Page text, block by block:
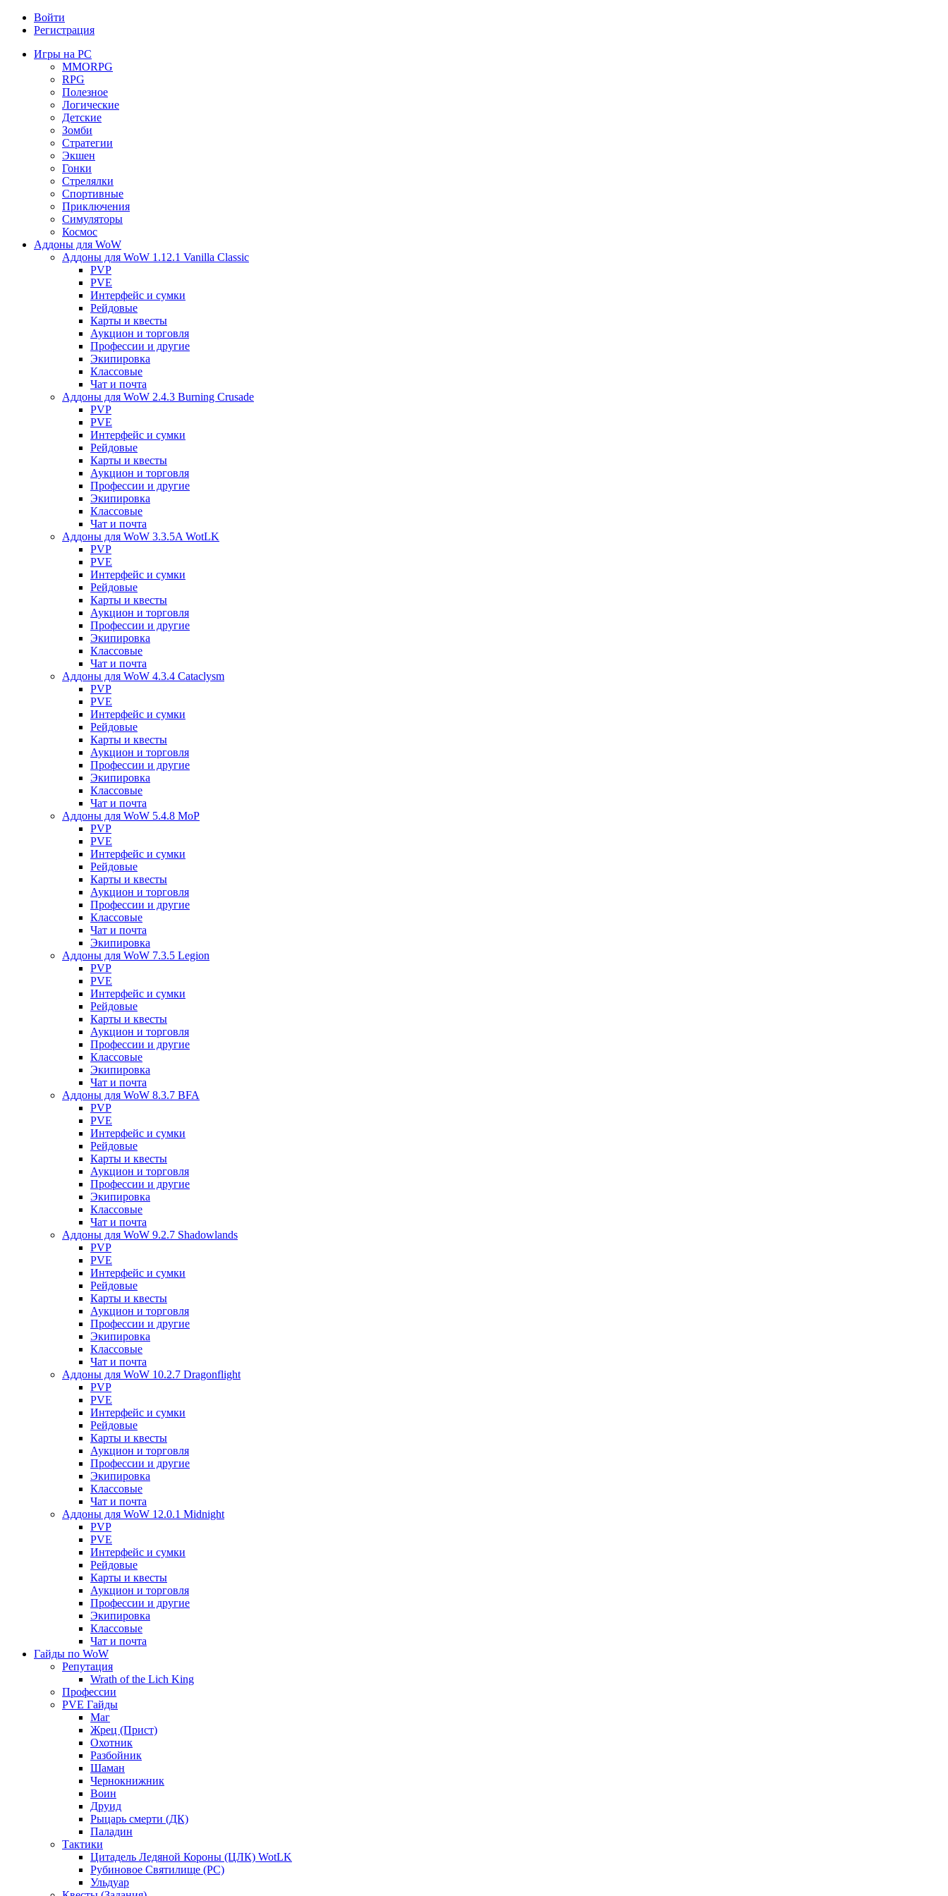
Войти
Регистрация
Игры на PC
MMORPG
RPG
Полезное
Логические
Детские
Зомби
Стратегии
Экшен
Гонки
Стрелялки
Спортивные
Приключения
Симуляторы
Космос
Аддоны для WoW
Аддоны для WoW 1.12.1 Vanilla Classic
PVP
PVE
Интерфейс и сумки
Рейдовые
Карты и квесты
Аукцион и торговля
Профессии и другие
Экипировка
Классовые
Чат и почта
Аддоны для WoW 2.4.3 Burning Crusade
PVP
PVE
Интерфейс и сумки
Рейдовые
Карты и квесты
Аукцион и торговля
Профессии и другие
Экипировка
Классовые
Чат и почта
Аддоны для WoW 3.3.5A WotLK
PVP
PVE
Интерфейс и сумки
Рейдовые
Карты и квесты
Аукцион и торговля
Профессии и другие
Экипировка
Классовые
Чат и почта
Аддоны для WoW 4.3.4 Cataclysm
PVP
PVE
Интерфейс и сумки
Рейдовые
Карты и квесты
Аукцион и торговля
Профессии и другие
Экипировка
Классовые
Чат и почта
Аддоны для WoW 5.4.8 MoP
PVP
PVE
Интерфейс и сумки
Рейдовые
Карты и квесты
Аукцион и торговля
Профессии и другие
Классовые
Чат и почта
Экипировка
Аддоны для WoW 7.3.5 Legion
PVP
PVE
Интерфейс и сумки
Рейдовые
Карты и квесты
Аукцион и торговля
Профессии и другие
Классовые
Экипировка
Чат и почта
Аддоны для WoW 8.3.7 BFA
PVP
PVE
Интерфейс и сумки
Рейдовые
Карты и квесты
Аукцион и торговля
Профессии и другие
Экипировка
Классовые
Чат и почта
Аддоны для WoW 9.2.7 Shadowlands
PVP
PVE
Интерфейс и сумки
Рейдовые
Карты и квесты
Аукцион и торговля
Профессии и другие
Экипировка
Классовые
Чат и почта
Аддоны для WoW 10.2.7 Dragonflight
PVP
PVE
Интерфейс и сумки
Рейдовые
Карты и квесты
Аукцион и торговля
Профессии и другие
Экипировка
Классовые
Чат и почта
Аддоны для WoW 12.0.1 Midnight
PVP
PVE
Интерфейс и сумки
Рейдовые
Карты и квесты
Аукцион и торговля
Профессии и другие
Экипировка
Классовые
Чат и почта
Гайды по WoW
Репутация
Wrath of the Lich King
Профессии
PVE Гайды
Маг
Жрец (Прист)
Охотник
Разбойник
Шаман
Чернокнижник
Воин
Друид
Рыцарь смерти (ДК)
Паладин
Тактики
Цитадель Ледяной Короны (ЦЛК) WotLK
Рубиновое Святилище (РС)
Ульдуар